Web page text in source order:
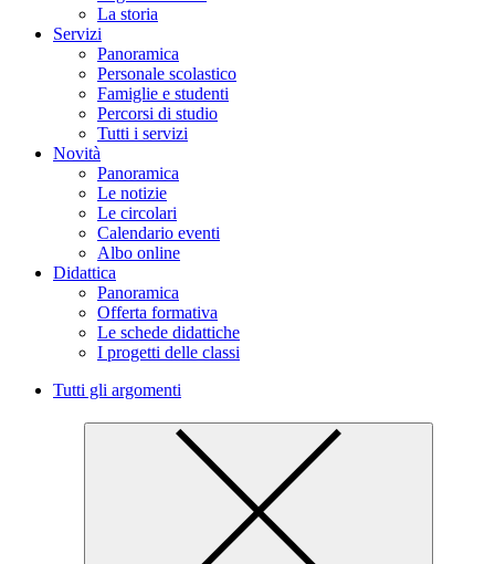
La storia
Servizi
Panoramica
Personale scolastico
Famiglie e studenti
Percorsi di studio
Tutti i servizi
Novità
Panoramica
Le notizie
Le circolari
Calendario eventi
Albo online
Didattica
Panoramica
Offerta formativa
Le schede didattiche
I progetti delle classi
Tutti gli argomenti